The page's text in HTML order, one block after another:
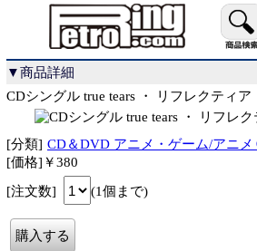
▼商品詳細
CDシングル true tears ・ リフレクティア
[分類] CD＆DVD アニメ・ゲーム/アニメ
[価格]￥380
[注文数]
(1個まで)